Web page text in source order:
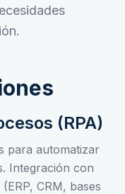
(RPA)
para automatizar
Integración con
CRM, bases